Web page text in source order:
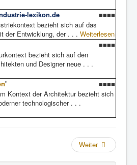
lexikon.de
■■■■
bezieht sich auf das
der Entwicklung, der . . . Weiterlesen
■■■■
bezieht sich auf den
und Designer neue . . .
'
■■■■
Kontext der Architektur bezieht sich
technologischer . . .
Weiter